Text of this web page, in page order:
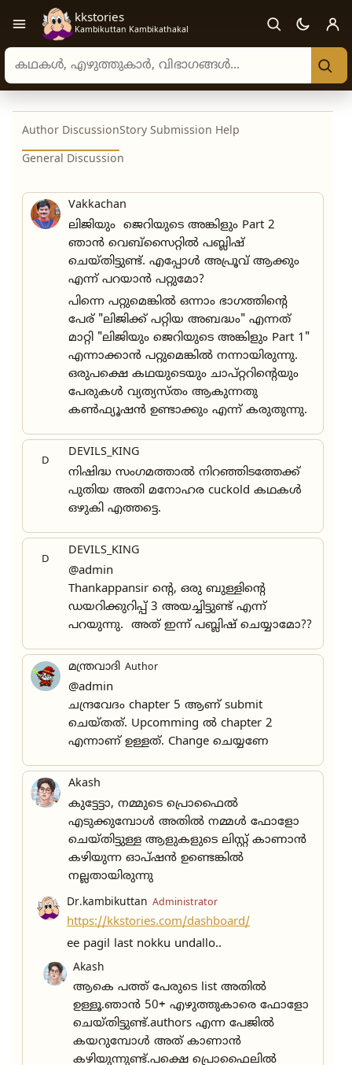
Open navigation menu
kkstories
Kambikuttan Kambikathakal
Search stories, authors, and categories
Author DiscussionStory Submission Help
General Discussion
Vakkachan
ലിജിയും ജെറിയുടെ അങ്കിളും Part 2
ഞാൻ വെബ്‌സൈറ്റിൽ പബ്ലിഷ്
ചെയ്തിട്ടുണ്ട്. എപ്പോൾ അപ്രൂവ് ആക്കും
എന്ന് പറയാൻ പറ്റുമോ?
പിന്നെ പറ്റുമെങ്കിൽ ഒന്നാം ഭാഗത്തിന്റെ
പേര് "ലിജിക്ക് പറ്റിയ അബദ്ധം" എന്നത്
മാറ്റി "ലിജിയും ജെറിയുടെ അങ്കിളും Part 1"
എന്നാക്കാൻ പറ്റുമെങ്കിൽ നന്നായിരുന്നു.
ഒരുപക്ഷെ കഥയുടെയും ചാപ്റ്ററിന്റെയും
പേരുകൾ വ്യത്യസ്തം ആകുന്നതു
കൺഫ്യൂഷൻ ഉണ്ടാക്കും എന്ന് കരുതുന്നു.
D
DEVILS_KING
നിഷിദ്ധ സംഗമത്താൽ നിറഞ്ഞിടത്തേക്ക്
പുതിയ അതി മനോഹര cuckold കഥകൾ
ഒഴുകി എത്തട്ടെ.
D
DEVILS_KING
@admin
Thankappansir ൻ്റെ, ഒരു ബുള്ളിന്റെ
ഡയറിക്കുറിപ്പ് 3 അയച്ചിട്ടുണ്ട് എന്ന്
പറയുന്നു. അത് ഇന്ന് പബ്ലിഷ് ചെയ്യാമോ??
മന്ത്രവാദി Author
@admin
ചന്ദ്രവേദം chapter 5 ആണ് submit
ചെയ്തത്. Upcomming ൽ chapter 2
എന്നാണ് ഉള്ളത്. Change ചെയ്യണേ
Akash
കുട്ടേട്ടാ, നമ്മുടെ പ്രൊഫൈൽ
എടുക്കുമ്പോൾ അതിൽ നമ്മൾ ഫോളോ
ചെയ്തിട്ടുള്ള ആളുകളുടെ ലിസ്റ്റ് കാണാൻ
കഴിയുന്ന ഓപ്ഷൻ ഉണ്ടെങ്കിൽ
നല്ലതായിരുന്നു
Dr.kambikuttan Administrator
https://kkstories.com/dashboard/
ee pagil last nokku undallo..
Akash
ആകെ പത്ത് പേരുടെ list അതിൽ
ഉള്ളൂ.ഞാൻ 50+ എഴുത്തുകാരെ ഫോളോ
ചെയ്തിട്ടുണ്ട്.authors എന്ന പേജിൽ
കയറുമ്പോൾ അത് കാണാൻ
കഴിയുന്നുണ്ട്.പക്ഷെ പ്രൊഫൈലിൽ